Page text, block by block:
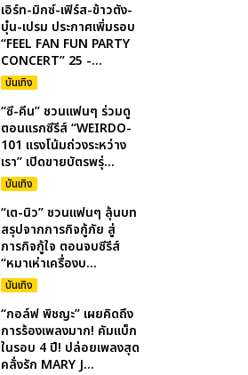
เอิร์ท-มิกซ์-เฟิร์ส-ข้าวตัง-
บุ๋น-เปรม ประกาศเพิ่มรอบ
“FEEL FAN FUN PARTY
CONCERT” 25 -...
บันเทิง
“ซี-คีน” ชวนแฟนๆ ร่วมดู
ตอนแรกซีรีส์ “WEIRDO-
101 แรงโน้มถ่วงระหว่าง
เรา” เปิดขายบัตรพรุ่...
บันเทิง
“เต-นิว” ชวนแฟนๆ ลุ้นบท
สรุปจากภารกิจกู้ภัย สู่
ภารกิจกู้ใจ ตอนจบซีรีส์
“หมาเห่าเครื่องบ...
บันเทิง
“กอล์ฟ พิชญะ” เผยคิดถึง
การร้องเพลงมาก! คัมแบ็ก
ในรอบ 4 ปี! ปล่อยเพลงสุด
คลั่งรัก MARY J...